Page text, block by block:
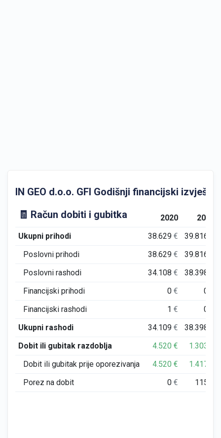
IN GEO d.o.o. GFI Godišnji financijski izvještaji
🧾 Račun dobiti i gubitka
2020
2021
Ukupni prihodi
38.629€ 39.816
Poslovni prihodi
38.629€ 39.816
Poslovni rashodi
34.108€ 38.398
Financijski prihodi
0€ 0
Financijski rashodi
1€ 0
Ukupni rashodi
34.109€ 38.398
Dobit ili gubitak razdoblja
4.520€ 1.303
Dobit ili gubitak prije oporezivanja
4.520€ 1.417
Porez na dobit
0€ 115